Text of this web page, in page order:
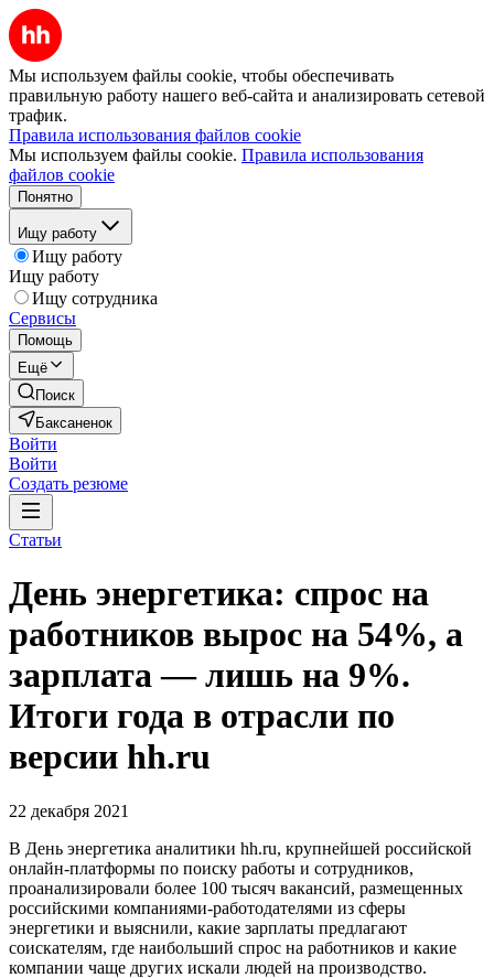
Мы используем файлы cookie, чтобы обеспечивать
правильную работу нашего веб-сайта и анализировать сетевой
трафик.
Правила использования файлов cookie
Мы используем файлы cookie. Правила использования
файлов cookie
Понятно
Ищу работу
Ищу работу
Ищу работу
Ищу сотрудника
Сервисы
Помощь
Ещё
Поиск
Баксаненок
Войти
Войти
Создать резюме
Статьи
День энергетика: спрос на
работников вырос на 54%, а
зарплата — лишь на 9%.
Итоги года в отрасли по
версии hh.ru
22 декабря 2021
В День энергетика аналитики hh.ru, крупнейшей российской
онлайн-платформы по поиску работы и сотрудников,
проанализировали более 100 тысяч вакансий, размещенных
российскими компаниями-работодателями из сферы
энергетики и выяснили, какие зарплаты предлагают
соискателям, где наибольший спрос на работников и какие
компании чаще других искали людей на производство.